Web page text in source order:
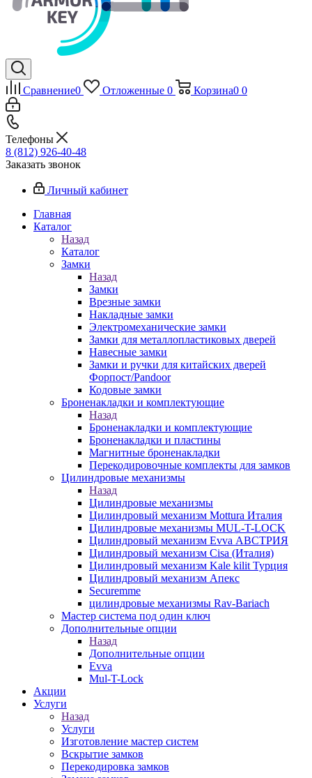
Сравнение0 Отложенные 0 Корзина0 0
Телефоны
8 (812) 926-40-48
Заказать звонок
Личный кабинет
Главная
Каталог
Назад
Каталог
Замки
Назад
Замки
Врезные замки
Накладные замки
Электромеханические замки
Замки для металлопластиковых дверей
Навесные замки
Замки и ручки для китайских дверей
Форпост/Раndoor
Кодовые замки
Броненакладки и комплектующие
Назад
Броненакладки и комплектующие
Броненакладки и пластины
Магнитные броненакладки
Перекодировочные комплекты для замков
Цилиндровые механизмы
Назад
Цилиндровые механизмы
Цилиндровый механизм Mottura Италия
Цилиндровые механизмы MUL-T-LOCK
Цилиндровый механизм Evva АВСТРИЯ
Цилиндровый механизм Cisa (Италия)
Цилиндровый механизм Kale kilit Турция
Цилиндровый механизм Апекс
Securemme
цилиндровые механизмы Rav-Bariach
Мастер система под один ключ
Дополнительные опции
Назад
Дополнительные опции
Evva
Mul-T-Lock
Акции
Услуги
Назад
Услуги
Изготовление мастер систем
Вскрытие замков
Перекодировка замков